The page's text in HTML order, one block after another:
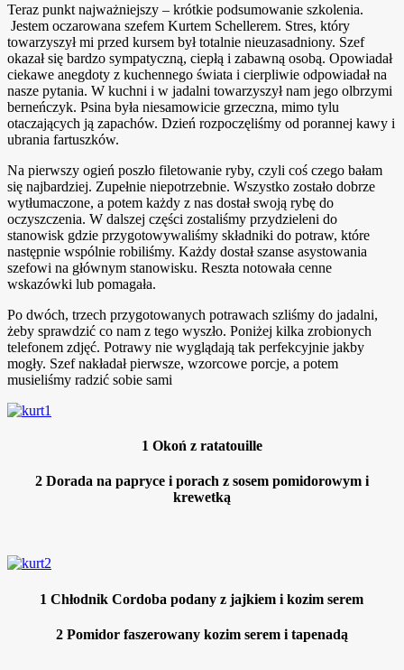
Teraz punkt najważniejszy – krótkie podsumowanie szkolenia.
Jestem oczarowana szefem Kurtem Schellerem. Stres, który
towarzyszył mi przed kursem był totalnie nieuzasadniony. Szef
okazał się bardzo sympatyczną, ciepłą i zabawną osobą. Opowiadał
ciekawe anegdoty z kuchennego świata i cierpliwie odpowiadał na
nasze pytania. W kuchni i w jadalni towarzyszył nam jego olbrzymi
berneńczyk. Psina była niesamowicie grzeczna, mimo tylu
otaczających ją zapachów. Dzień rozpoczęliśmy od porannej kawy i
ubrania fartuszków.
Na pierwszy ogień poszło filetowanie ryby, czyli coś czego bałam
się najbardziej. Zupełnie niepotrzebnie. Wszystko zostało dobrze
wytłumaczone, a potem każdy z nas dostał swoją rybę do
oczyszczenia. W dalszej części zostaliśmy przydzieleni do
stanowisk gdzie przygotowywaliśmy składniki do potraw, które
następnie wspólnie robiliśmy. Każdy dostał szanse asystowania
szefowi na głównym stanowisku. Reszta notowała cenne
wskazówki lub pomagała.
Po dwóch, trzech przygotowanych potrawach szliśmy do jadalni,
żeby sprawdzić co nam z tego wyszło. Poniżej kilka zrobionych
telefonem zdjęć. Potrawy nie wyglądają tak perfekcyjnie jakby
mogły. Szef nakładał pierwsze, wzorcowe porcje, a potem
musieliśmy radzić sobie sami
1 Okoń z ratatouille
2 Dorada na papryce i porach z sosem pomidorowym i
krewetką
1 Chłodnik Cordoba podany z jajkiem i kozim serem
2 Pomidor faszerowany kozim serem i tapenadą